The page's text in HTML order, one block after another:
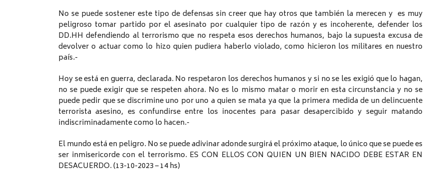
No se puede sostener este tipo de defensas sin creer que hay otros que también la merecen y es muy
peligroso tomar partido por el asesinato por cualquier tipo de razón y es incoherente, defender los
DD.HH defendiendo al terrorismo que no respeta esos derechos humanos, bajo la supuesta excusa de
devolver o actuar como lo hizo quien pudiera haberlo violado, como hicieron los militares en nuestro
país.-
Hoy se está en guerra, declarada. No respetaron los derechos humanos y si no se les exigió que lo hagan,
no se puede exigir que se respeten ahora. No es lo mismo matar o morir en esta circunstancia y no se
puede pedir que se discrimine uno por uno a quien se mata ya que la primera medida de un delincuente
terrorista asesino, es confundirse entre los inocentes para pasar desapercibido y seguir matando
indiscriminadamente como lo hacen.-
El mundo está en peligro. No se puede adivinar adonde surgirá el próximo ataque, lo único que se puede es
ser inmisericorde con el terrorismo. ES CON ELLOS CON QUIEN UN BIEN NACIDO DEBE ESTAR EN
DESACUERDO. (13-10-2023 – 14 hs)